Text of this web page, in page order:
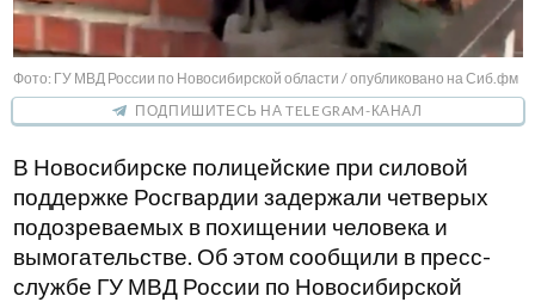
Фото: ГУ МВД России по Новосибирской области / опубликовано на Сиб.фм
ПОДПИШИТЕСЬ НА TELEGRAM-КАНАЛ
В Новосибирске полицейские при силовой
поддержке Росгвардии задержали четверых
подозреваемых в похищении человека и
вымогательстве. Об этом сообщили в пресс-
службе ГУ МВД России по Новосибирской